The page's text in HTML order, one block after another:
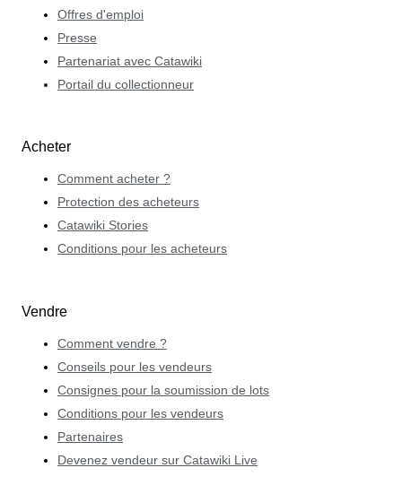
Offres d'emploi
Presse
Partenariat avec Catawiki
Portail du collectionneur
Acheter
Comment acheter ?
Protection des acheteurs
Catawiki Stories
Conditions pour les acheteurs
Vendre
Comment vendre ?
Conseils pour les vendeurs
Consignes pour la soumission de lots
Conditions pour les vendeurs
Partenaires
Devenez vendeur sur Catawiki Live